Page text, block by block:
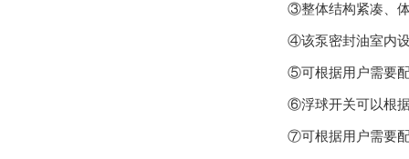
③整体结构紧凑、体
④该泵密封油室内设置
⑤可根据用户需要配备
⑥浮球开关可以根据所
⑦可根据用户需要配备